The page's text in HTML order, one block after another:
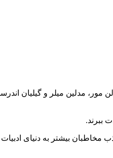
مدلین میلر و گیلیان
ببرند.
مخاطبان بیشتر به دنیای